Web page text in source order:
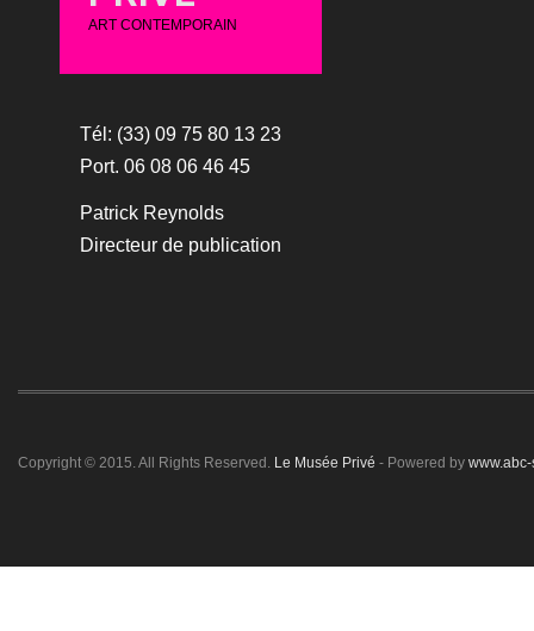
ART CONTEMPORAIN
Tél: (33) 09 75 80 13 23
Port. 06 08 06 46 45
Patrick Reynolds
Directeur de publication
Copyright © 2015. All Rights Reserved. Le Musée Privé - Powered by